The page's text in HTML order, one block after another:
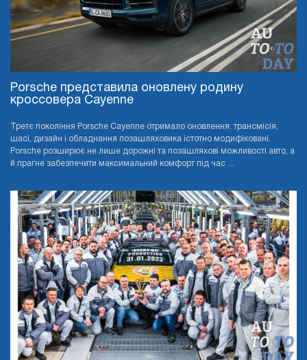
Porsche представила оновлену родину
кроссовера Cayenne
Третє покоління Porsche Cayenne отримало оновлення: трансмісія,
шасі, дизайн і обладнання позашляховика істотно модифіковані.
Porsche розширює не лише дорожні та позашляхові можливості авто, а
й прагне забезпечити максимальний комфорт під час ...